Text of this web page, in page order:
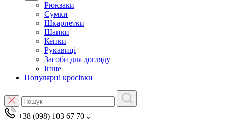
Рюкзаки
Сумки
Шкарпетки
Шапки
Кепки
Рукавиці
Засоби для догляду
Інше
Популярні кросівки
+38 (098) 103 67 70